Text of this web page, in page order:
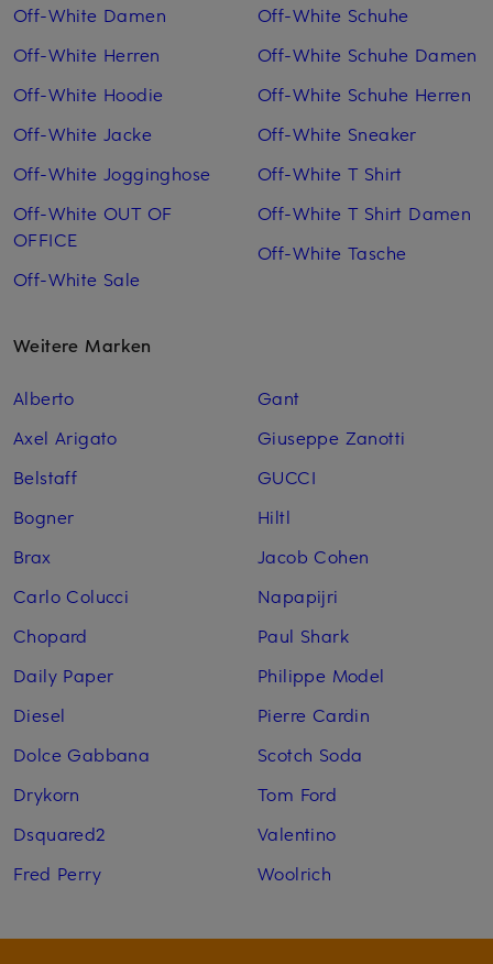
Off-White Damen
Off-White Herren
Off-White Hoodie
Off-White Jacke
Off-White Jogginghose
Off-White OUT OF
OFFICE
Off-White Sale
Off-White Schuhe
Off-White Schuhe Damen
Off-White Schuhe Herren
Off-White Sneaker
Off-White T Shirt
Off-White T Shirt Damen
Off-White Tasche
Weitere Marken
Alberto
Axel Arigato
Belstaff
Bogner
Brax
Carlo Colucci
Chopard
Daily Paper
Diesel
Dolce Gabbana
Drykorn
Dsquared2
Fred Perry
Gant
Giuseppe Zanotti
GUCCI
Hiltl
Jacob Cohen
Napapijri
Paul Shark
Philippe Model
Pierre Cardin
Scotch Soda
Tom Ford
Valentino
Woolrich